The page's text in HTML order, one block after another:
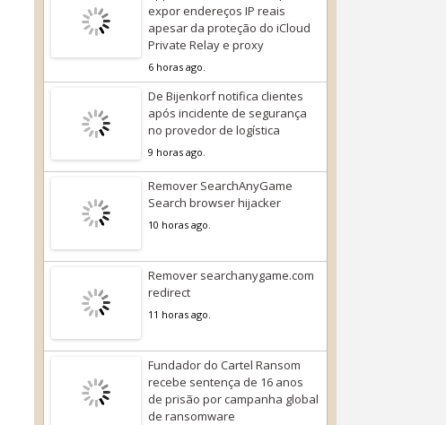
expor endereços IP reais
apesar da proteção do iCloud
Private Relay e proxy
6 horas ago.
De Bijenkorf notifica clientes
após incidente de segurança
no provedor de logística
9 horas ago.
Remover SearchAnyGame
Search browser hijacker
10 horas ago.
Remover searchanygame.com
redirect
11 horas ago.
Fundador do Cartel Ransom
recebe sentença de 16 anos
de prisão por campanha global
de ransomware